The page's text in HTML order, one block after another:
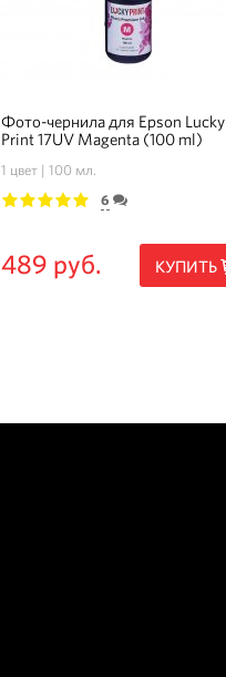
Фото-чернила для Epson Lucky
Print 17UV Magenta (100 ml)
1 цвет 100 мл.
6
489 руб. КУПИТЬ